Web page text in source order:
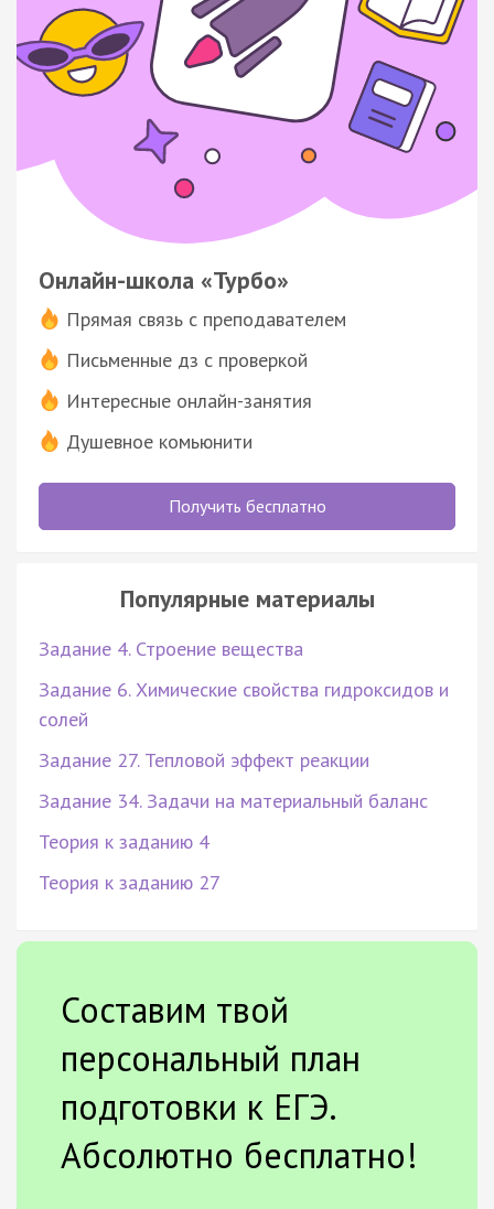
Онлайн-школа «Турбо»
Прямая связь с преподавателем
Письменные дз с проверкой
Интересные онлайн-занятия
Душевное комьюнити
Получить бесплатно
Популярные материалы
Задание 4. Строение вещества
Задание 6. Химические свойства гидроксидов и
солей
Задание 27. Тепловой эффект реакции
Задание 34. Задачи на материальный баланс
Теория к заданию 4
Теория к заданию 27
Составим твой
персональный план
подготовки к ЕГЭ.
Абсолютно бесплатно!